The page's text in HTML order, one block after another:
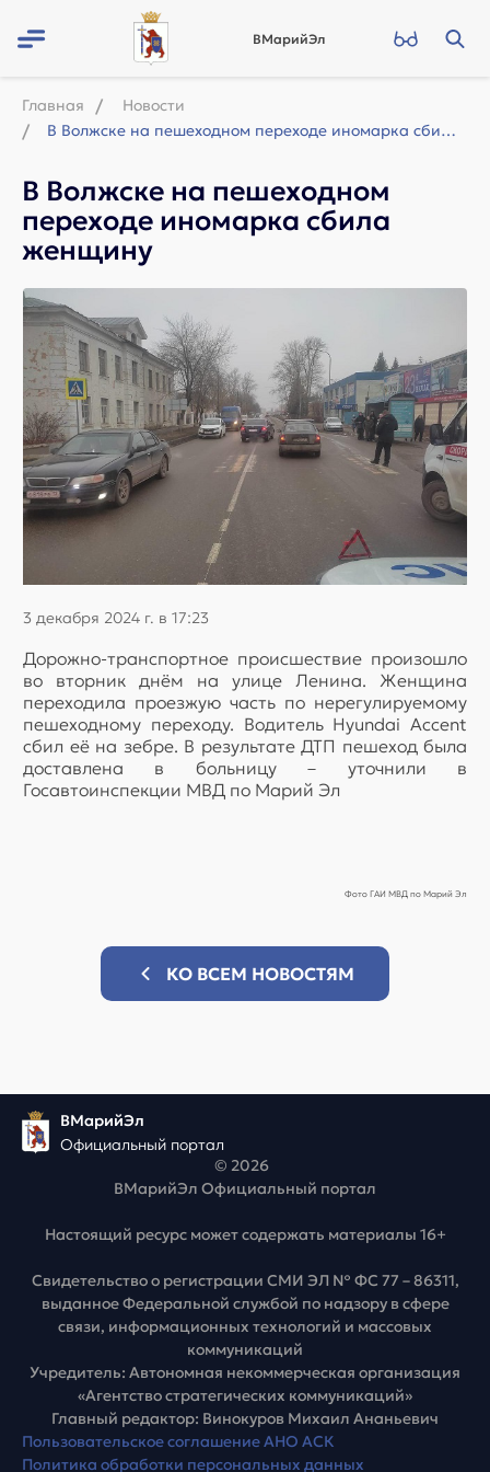
ВМарийЭл
Главная
Новости
В Волжске на пешеходном переходе иномарка сбила женщину
В Волжске на пешеходном
переходе иномарка сбила
женщину
3 декабря 2024 г. в 17:23
Дорожно-транспортное происшествие произошло
во вторник днём на улице Ленина. Женщина
переходила проезжую часть по нерегулируемому
пешеходному переходу. Водитель Hyundai Accent
сбил её на зебре. В результате ДТП пешеход была
доставлена в больницу – уточнили в
Госавтоинспекции МВД по Марий Эл
Фото ГАИ МВД по Марий Эл
КО ВСЕМ НОВОСТЯМ
ВМарийЭл
Официальный портал
© 2026
ВМарийЭл Официальный портал
Настоящий ресурс может содержать материалы 16+
Свидетельство о регистрации СМИ ЭЛ № ФС 77 – 86311,
выданное Федеральной службой по надзору в сфере
связи, информационных технологий и массовых
коммуникаций
Учредитель: Автономная некоммерческая организация
«Агентство стратегических коммуникаций»
Главный редактор: Винокуров Михаил Ананьевич
Пользовательское соглашение АНО АСК
Политика обработки персональных данных